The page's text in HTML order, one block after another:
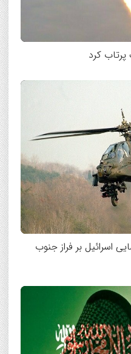
کرد
اسرائیل بر فراز جنوب